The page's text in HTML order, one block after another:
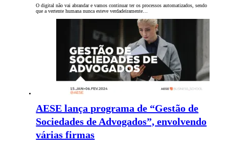
O digital não vai abrandar e vamos continuar ter os processos automatizados, sendo
que a vertente humana nunca esteve verdadeiramente…
AESE lança programa de “Gestão de
Sociedades de Advogados”, envolvendo
várias firmas